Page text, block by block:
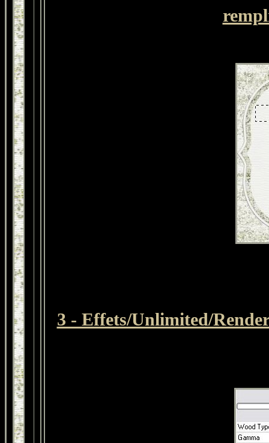
3 - Effets/Unlimited/